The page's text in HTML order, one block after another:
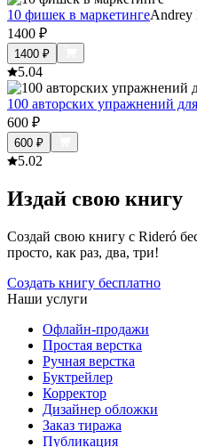
10 фишек в маркетингеAndrey
1400 ₽
1400 ₽
5.04
100 авторских упражнений
600 ₽
600 ₽
5.02
Издай свою книгу
Создай свою книгу с Rideró
просто, как раз, два, три!
Создать книгу бесплатно
Наши услуги
Офлайн-продажи
Простая верстка
Ручная верстка
Буктрейлер
Корректор
Дизайнер обложки
Заказ тиража
Публикация